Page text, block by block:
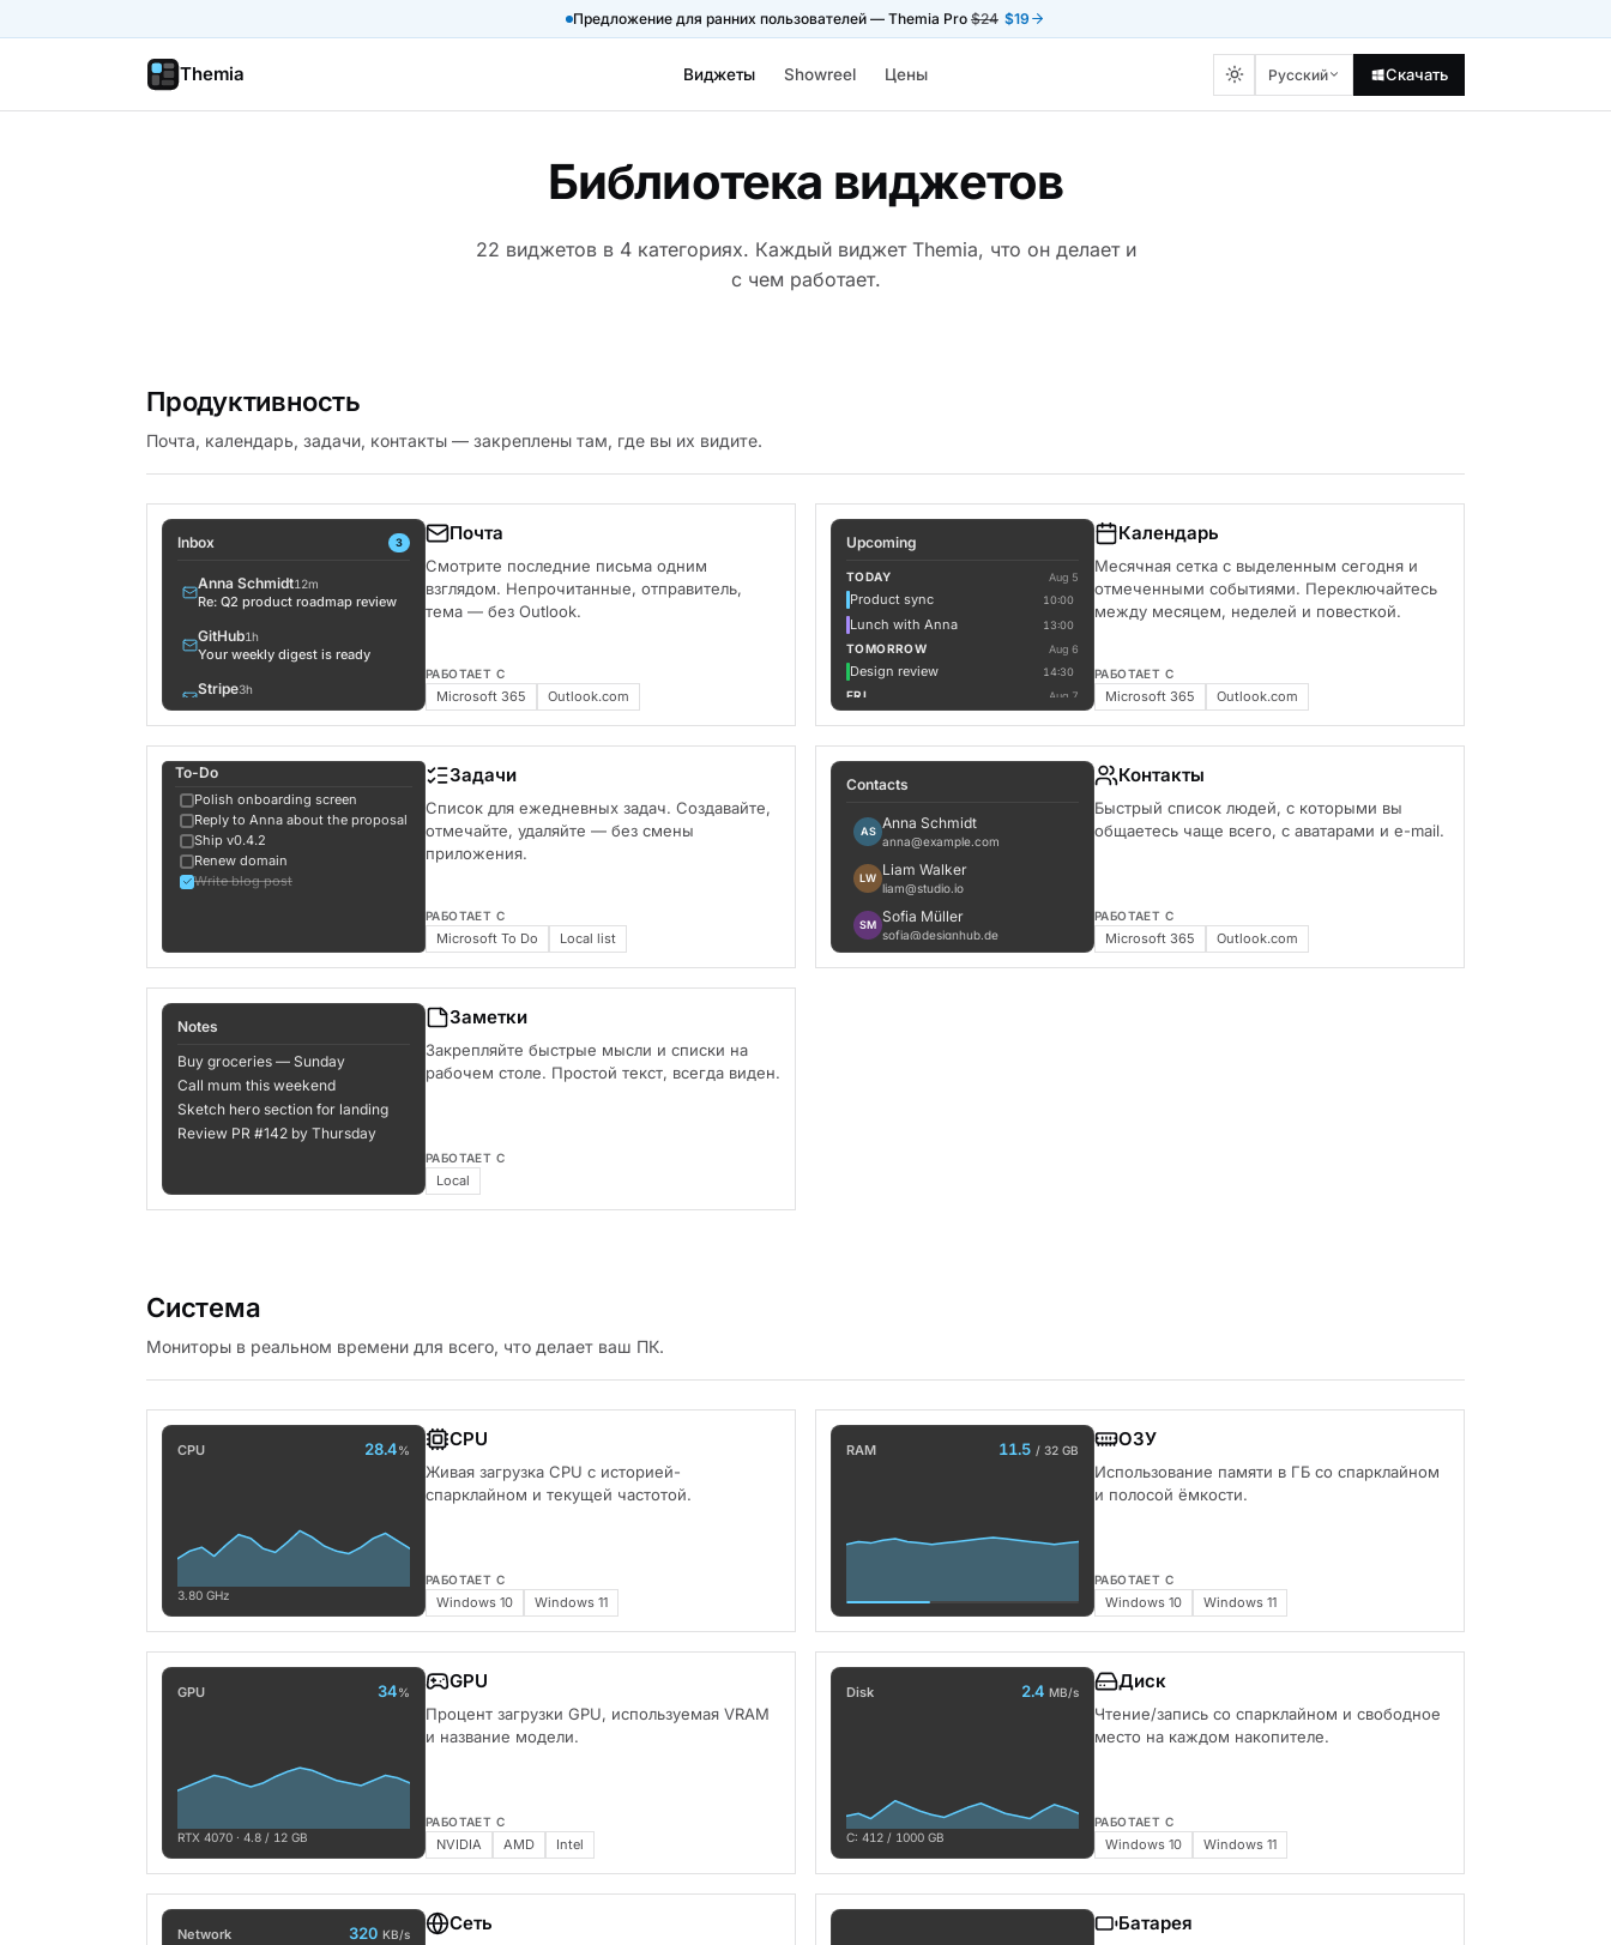
Предложение для ранних пользователей — Themia Pro $24 $19
Themia Виджеты Showreel Цены Русский Скачать
Библиотека виджетов
22 виджетов в 4 категориях. Каждый виджет Themia, что он делает и
с чем работает.
Продуктивность
Почта, календарь, задачи, контакты — закреплены там, где вы их видите.
Inbox 3
Anna Schmidt12m
Re: Q2 product roadmap review
GitHub1h
Your weekly digest is ready
Stripe3h
Invoice #4821 — receipt
Linear
3 issues assigned to you
Liam Walker8h
Lunch tomorrow?
Vercel1d
Build successful: themia
Почта
Смотрите последние письма одним
взглядом. Непрочитанные, отправитель,
тема — без Outlook.
РАБОТАЕТ С
Microsoft 365 Outlook.com
Upcoming
TODAY Aug 5
Product sync 10:00
Lunch with Anna 13:00
TOMORROW Aug 6
Design review 14:30
FRI Aug 7
Календарь
Месячная сетка с выделенным сегодня и
отмеченными событиями. Переключайтесь
между месяцем, неделей и повесткой.
РАБОТАЕТ С
Microsoft 365 Outlook.com
To-Do
Polish onboarding screen
Reply to Anna about the proposal
Ship v0.4.2
Renew domain
Write blog post
Задачи
Список для ежедневных задач. Создавайте,
отмечайте, удаляйте — без смены
приложения.
РАБОТАЕТ С
Microsoft To Do Local list
Contacts
AS Anna Schmidt
anna@example.com
LW Liam Walker
liam@studio.io
SM Sofia Müller
sofia@designhub.de
MR Marco Rossi
Контакты
Быстрый список людей, с которыми вы
общаетесь чаще всего, с аватарами и e-mail.
РАБОТАЕТ С
Microsoft 365 Outlook.com
Notes
Buy groceries — Sunday
Call mum this weekend
Sketch hero section for landing
Review PR #142 by Thursday
Заметки
Закрепляйте быстрые мысли и списки на
рабочем столе. Простой текст, всегда виден.
РАБОТАЕТ С
Local
Система
Мониторы в реальном времени для всего, что делает ваш ПК.
CPU 28.4%
3.80 GHz
CPU
Живая загрузка CPU с историей-
спарклайном и текущей частотой.
РАБОТАЕТ С
Windows 10 Windows 11
RAM 11.5 / 32 GB ОЗУ
Использование памяти в ГБ со спарклайном
и полосой ёмкости.
РАБОТАЕТ С
Windows 10 Windows 11
GPU 34%
RTX 4070 · 4.8 / 12 GB
GPU
Процент загрузки GPU, используемая VRAM
и название модели.
РАБОТАЕТ С
NVIDIA AMD Intel
Disk 2.4 MB/s
C: 412 / 1000 GB
Диск
Чтение/запись со спарклайном и свободное
место на каждом накопителе.
РАБОТАЕТ С
Windows 10 Windows 11
Network 320 KB/s Сеть Батарея